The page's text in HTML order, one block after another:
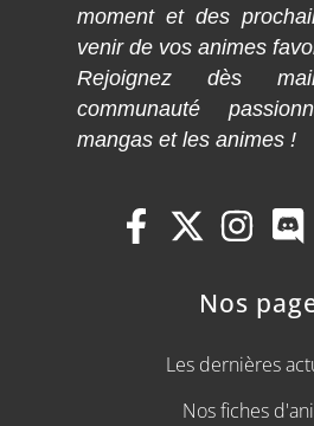
moment et des
venir de vos animes
Rejoignez dès
communauté
mangas et les animes !
Nos
Les dernières
Nos fiches